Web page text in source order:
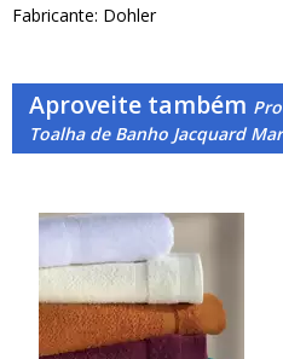
Fabricante: Dohler
Aproveite também
Toalha de Banho Jacquard